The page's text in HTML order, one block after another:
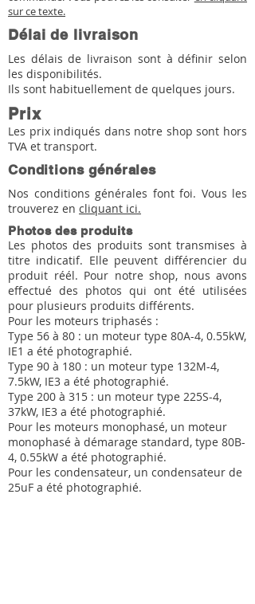
sur ce texte.
Délai de livraison
Les délais de livraison sont à définir selon
les disponibilités.
Ils sont habituellement de quelques jours.
Prix
Les prix indiqués dans notre shop sont hors
TVA et transport.
Conditions générales
Nos conditions générales font foi. Vous les
trouverez en cliquant ici.
Photos des produits
Les photos des produits sont transmises à
titre indicatif. Elle peuvent différencier du
produit réél. Pour notre shop, nous avons
effectué des photos qui ont été utilisées
pour plusieurs produits différents.
Pour les moteurs triphasés :
Type 56 à 80 : un moteur type 80A-4, 0.55kW,
IE1 a été photographié.
Type 90 à 180 : un moteur type 132M-4,
7.5kW, IE3 a été photographié.
Type 200 à 315 : un moteur type 225S-4,
37kW, IE3 a été photographié.
Pour les moteurs monophasé, un moteur
monophasé à démarage standard, type 80B-
4, 0.55kW a été photographié.
Pour les condensateur, un condensateur de
25uF a été photographié.